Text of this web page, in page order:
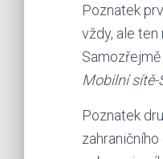
Poznatek
vždy, ale
Mobilní
Poznatek